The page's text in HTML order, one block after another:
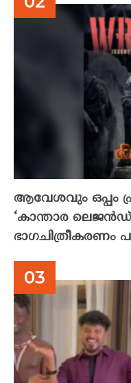
ആവേശവും ഒപ്പം
‘കാന്താര
ഭാഗചിത്രീകരണം